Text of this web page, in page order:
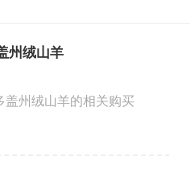
州绒山羊
盖州绒山羊的相关购买